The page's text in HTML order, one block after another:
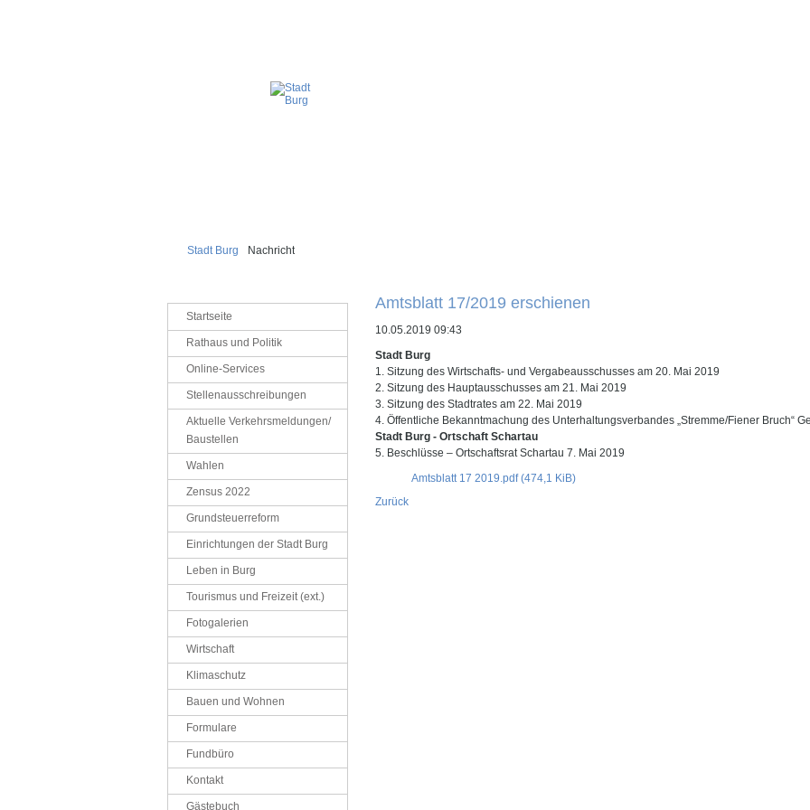
Stadt Burg Nachricht
Amtsblatt 17/2019 erschienen
10.05.2019 09:43
Stadt Burg
1. Sitzung des Wirtschafts- und Vergabeausschusses am 20. Mai 2019
2. Sitzung des Hauptausschusses am 21. Mai 2019
3. Sitzung des Stadtrates am 22. Mai 2019
4. Öffentliche Bekanntmachung des Unterhaltungsverbandes „Stremme/Fiener Bruch“
Stadt Burg - Ortschaft Schartau
5. Beschlüsse – Ortschaftsrat Schartau 7. Mai 2019
Amtsblatt 17 2019.pdf(474,1 KiB)
Zurück
Navigation
überspringen
Startseite
Rathaus und Politik
Online-Services
Stellenausschreibungen
Aktuelle Verkehrsmeldungen/
Baustellen
Wahlen
Zensus 2022
Grundsteuerreform
Einrichtungen der Stadt Burg
Leben in Burg
Tourismus und Freizeit (ext.)
Fotogalerien
Wirtschaft
Klimaschutz
Bauen und Wohnen
Formulare
Fundbüro
Kontakt
Gästebuch